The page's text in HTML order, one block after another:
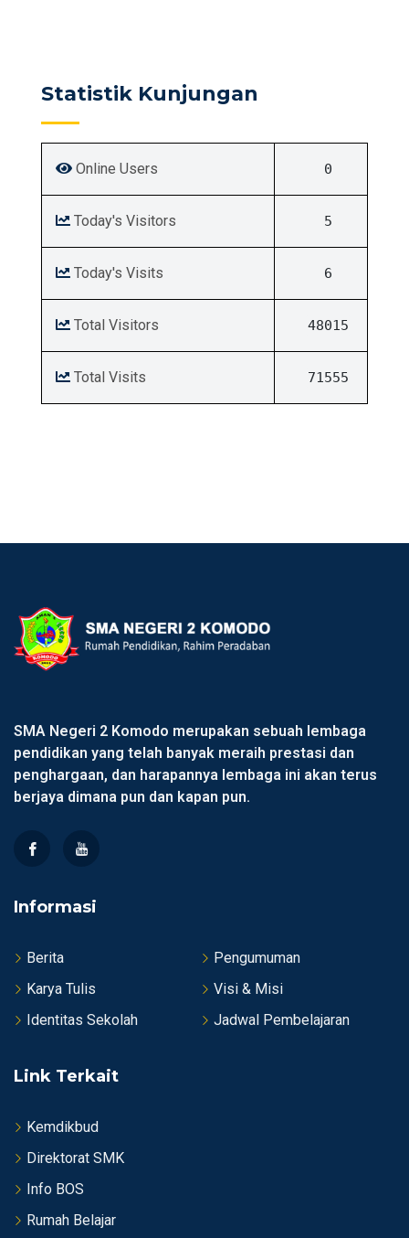
Statistik Kunjungan
Online Users 0
Today's Visitors 5
Today's Visits 6
Total Visitors 48015
Total Visits 71555
SMA Negeri 2 Komodo merupakan sebuah lembaga
pendidikan yang telah banyak meraih prestasi dan
penghargaan, dan harapannya lembaga ini akan terus
berjaya dimana pun dan kapan pun.
Informasi
Berita
Pengumuman
Karya Tulis
Visi & Misi
Identitas Sekolah
Jadwal Pembelajaran
Link Terkait
Kemdikbud
Direktorat SMK
Info BOS
Rumah Belajar